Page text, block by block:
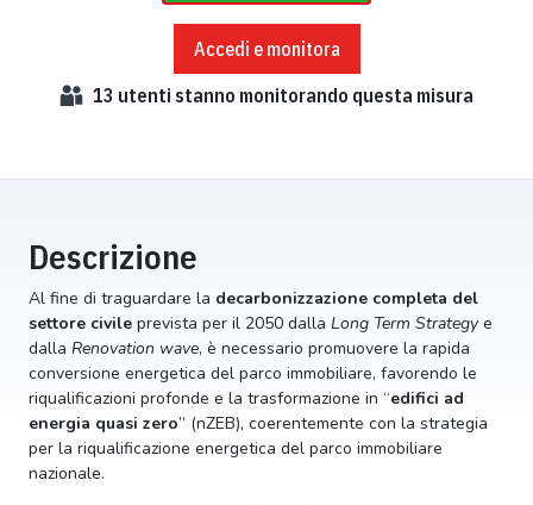
Accedi e monitora
13 utenti stanno monitorando questa misura
Descrizione
Al fine di traguardare la decarbonizzazione completa del
settore civile prevista per il 2050 dalla Long Term Strategye
dalla Renovation wave, è necessario promuovere la rapida
conversione energetica del parco immobiliare, favorendo le
riqualificazioni profonde e la trasformazione in “edifici ad
energia quasi zero” (nZEB), coerentemente con la strategia
per la riqualificazione energetica del parco immobiliare
nazionale.